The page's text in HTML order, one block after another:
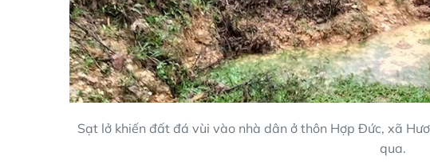
Sạt lở khiến đất đá vùi vào nhà dân ở thôn Hợp Đức, xã
qua.